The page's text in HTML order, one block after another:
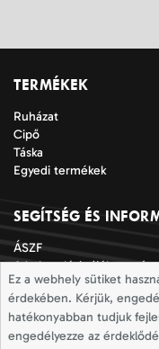
TERMÉKEK
Ruházat
Cipő
Táska
Egyedi termékek
SEGÍTSÉG ÉS
ÁSZF
Adatkezelési tájékoztató
Jogi nyilatkozat
Elállási nyilatkozat
Szállítási információk
Ez a webhely sütiket
érdekében. Kérjük,
hatékonyabban tudjuk
engedélyezze az